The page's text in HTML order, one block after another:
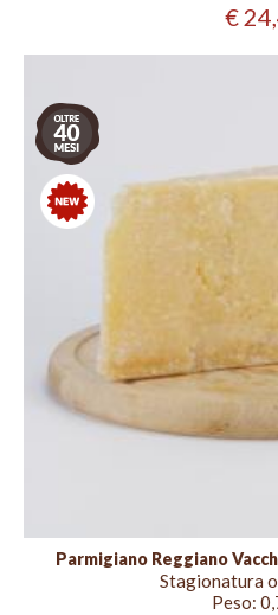
€
Stagionatura
oltre
40
mesi
Nuovo
Parmigiano Reggiano
Stagionatura
Peso: